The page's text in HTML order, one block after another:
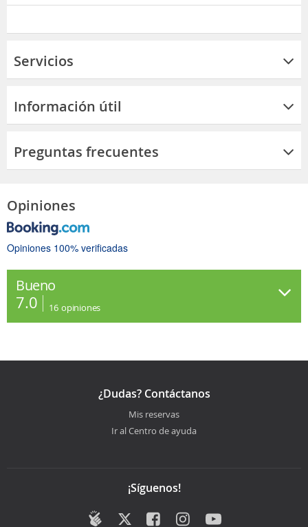
Servicios
Información útil
Preguntas frecuentes
Opiniones
Opiniones 100% verificadas
Bueno
7.0 16 opiniones
¿Dudas? Contáctanos
Mis reservas
Ir al Centro de ayuda
¡Síguenos!